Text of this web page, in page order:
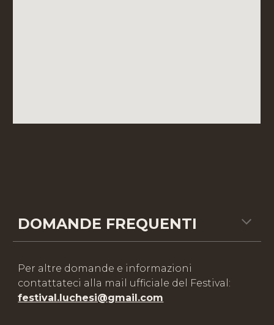
DOMANDE FREQUENTI
Per altre domande e informazioni
contattateci alla mail ufficiale del Festival:
festival.luchesi@gmail.com